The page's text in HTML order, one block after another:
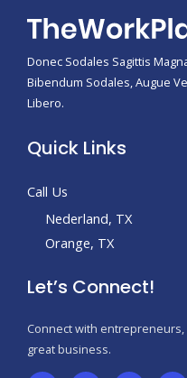
Donec Sodales Sagittis
Bibendum Sodales, Augue
Libero.
Quick Links
Call Us
Nederland, TX
Orange, TX
Let’s Connect!
Connect with
great business.